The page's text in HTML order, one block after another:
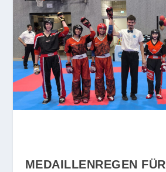
MEDAILLENREGEN FÜR